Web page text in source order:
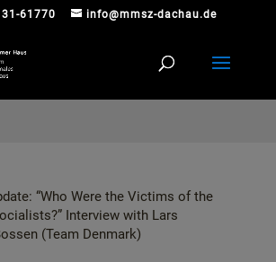
61770 info@mmsz-dachau.de
“Who Were the Victims of the
Interview with Lars
(Team Denmark)